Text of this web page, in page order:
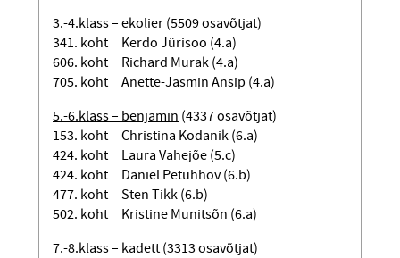
3.-4.klass – ekolier (5509 osavõtjat)
341. koht Kerdo Jürisoo (4.a)
606. koht Richard Murak (4.a)
705. koht Anette-Jasmin Ansip (4.a)
5.-6.klass – benjamin (4337 osavõtjat)
153. koht Christina Kodanik (6.a)
424. koht Laura Vahejõe (5.c)
424. koht Daniel Petuhhov (6.b)
477. koht Sten Tikk (6.b)
502. koht Kristine Munitsõn (6.a)
7.-8.klass – kadett (3313 osavõtjat)